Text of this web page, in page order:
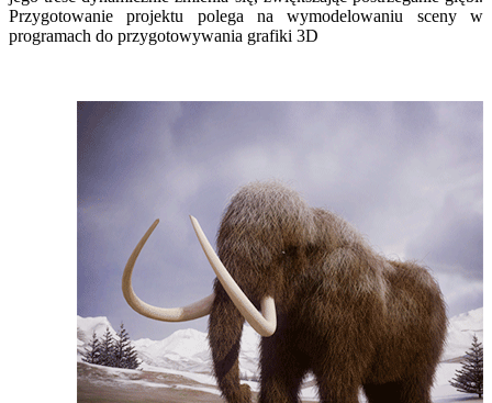
Przygotowanie projektu polega na wymodelowaniu sceny w
programach do przygotowywania grafiki 3D